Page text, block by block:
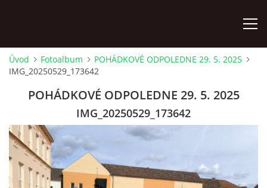
ÚVOD
ZAMĚSTNANCI
HUDEBNÍ OBOR
Úvod Fotoalbum
POHÁDKOVÉ ODPOLEDNE 29. 5. 2025
IMG_20250529_173642
POHÁDKOVÉ ODPOLEDNE 29. 5. 2025
IMG_20250529_173642